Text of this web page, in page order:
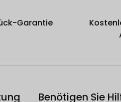
Garantie
Benötigen Sie